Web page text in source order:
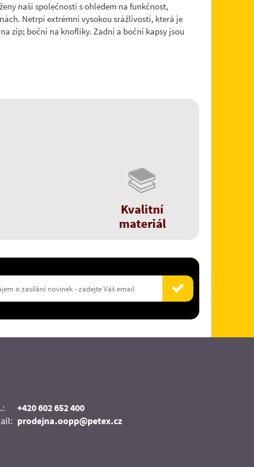
naší společností s ohledem na funkčnost,
Netrpí extrémní vysokou srážlivostí, která je
zip; boční na knoflíky. Zadní a boční kapsy jsou
Kvalitní
materiál
+420 602 652 400
prodejna.oopp@petex.cz